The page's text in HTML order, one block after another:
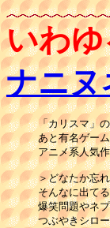
いわ
ナニヌ
「カリスマ」
あと有名ゲー
アニメ系人気
＞どなたか忘
そんなに出て
爆笑問題やネ
つぶやきシロ